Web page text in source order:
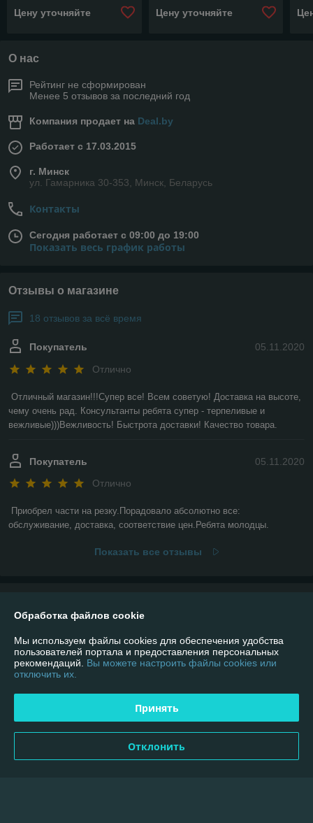
Цену уточняйте
Цену уточняйте
О нас
Рейтинг не сформирован
Менее 5 отзывов за последний год
Компания продает на Deal.by
Работает с 17.03.2015
г. Минск
ул. Гамарника 30-353, Минск, Беларусь
Контакты
Сегодня работает с 09:00 до 19:00
Показать весь график работы
Отзывы о магазине
18 отзывов за всё время
05.11.2020
Покупатель
Отлично
Отличный магазин!!!Супер все! Всем советую! Доставка на высоте,
чему очень рад. Консультанты ребята супер - терпеливые и
вежливые)))Вежливость! Быстрота доставки! Качество товара.
05.11.2020
Покупатель
Отлично
Приобрел части на резку.Порадовало абсолютно все:
обслуживание, доставка, соответствие цен.Ребята молодцы.
Показать все отзывы
Доставка и оплата
График работы
Полная версия сайта
Политика обработки cookies
Обработка файлов cookie
Мы используем файлы cookies для обеспечения удобства
пользователей портала и предоставления персональных
рекомендаций. Вы можете настроить файлы cookies или
отключить их.
Принять
Отклонить